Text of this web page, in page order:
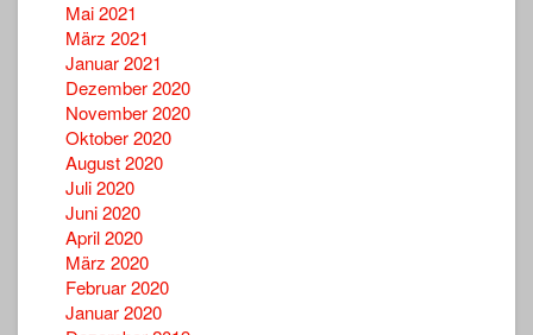
Mai 2021
März 2021
Januar 2021
Dezember 2020
November 2020
Oktober 2020
August 2020
Juli 2020
Juni 2020
April 2020
März 2020
Februar 2020
Januar 2020